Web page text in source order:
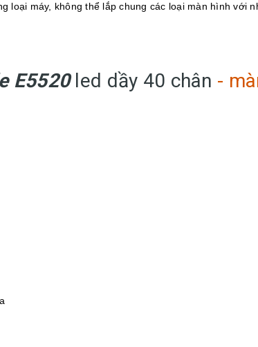
loại máy, không thể lắp chung các loại màn hình với
E5520led dầy 40 chân -